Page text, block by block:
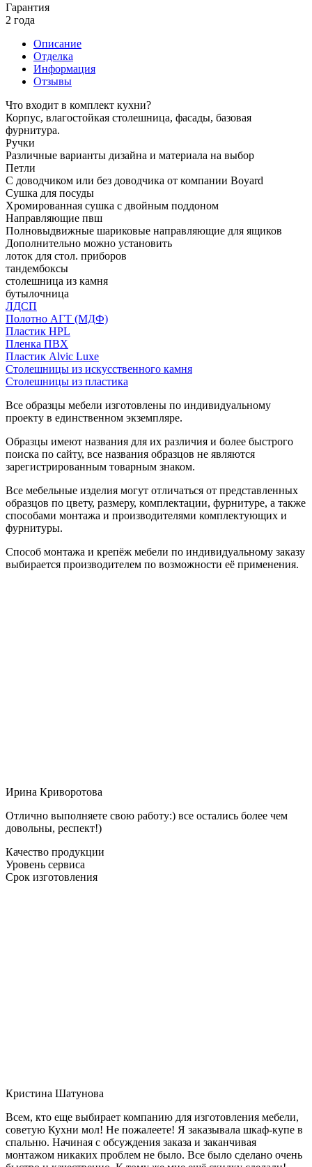
Гарантия
2 года
Описание
Отделка
Информация
Отзывы
Что входит в комплект кухни?
Корпус, влагостойкая столешница, фасады, базовая
фурнитура.
Ручки
Различные варианты дизайна и материала на выбор
Петли
С доводчиком или без доводчика от компании Boyard
Сушка для посуды
Хромированная сушка с двойным поддоном
Направляющие пвш
Полновыдвижные шариковые направляющие для ящиков
Дополнительно можно установить
лоток для стол. приборов
тандембоксы
столешница из камня
бутылочница
ЛДСП
Полотно АГТ (МДФ)
Пластик HPL
Пленка ПВХ
Пластик Alvic Luxe
Столешницы из искусственного камня
Столешницы из пластика
Все образцы мебели изготовлены по индивидуальному
проекту в единственном экземпляре.
Образцы имеют названия для их различия и более быстрого
поиска по сайту, все названия образцов не являются
зарегистрированным товарным знаком.
Все мебельные изделия могут отличаться от представленных
образцов по цвету, размеру, комплектации, фурнитуре, а также
способами монтажа и производителями комплектующих и
фурнитуры.
Способ монтажа и крепёж мебели по индивидуальному заказу
выбирается производителем по возможности её применения.
Ирина Криворотова
Отлично выполняете свою работу:) все остались более чем
довольны, респект!)
Качество продукции
Уровень сервиса
Срок изготовления
Кристина Шатунова
Всем, кто еще выбирает компанию для изготовления мебели,
советую Кухни мол! Не пожалеете! Я заказывала шкаф-купе в
спальню. Начиная с обсуждения заказа и заканчивая
монтажом никаких проблем не было. Все было сделано очень